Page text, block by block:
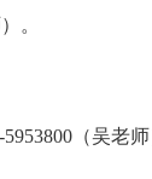
。
（吴老师